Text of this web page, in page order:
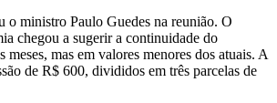
o ministro Paulo Guedes na reunião. O
chegou a sugerir a continuidade do
meses, mas em valores menores dos atuais. A
de R$ 600, divididos em três parcelas de